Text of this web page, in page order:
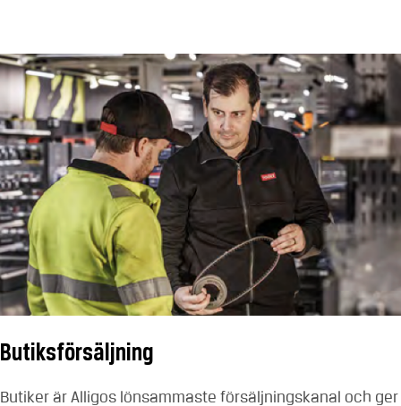
Butiksförsäljning
Butiker är Alligos lönsammaste försäljningskanal och ger